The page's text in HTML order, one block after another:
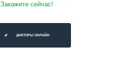
Закажите сейчас!
ДИКТОРЫ ОНЛАЙН